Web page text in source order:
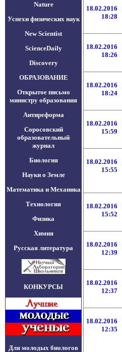
Nature
Успехи физических наук
New Scientist
ScienceDaily
Discovery
ОБРАЗОВАНИЕ
Открытое письмо
министру образования
Антиреформа
Соросовский
образовательный
журнал
Биология
Науки о Земле
Математика и Механика
Технология
Физика
Химия
Русская литература
КОНКУРСЫ
Для молодых биологов
18.02.2016
18:28
18.02.2016
18:26
18.02.2016
18:24
18.02.2016
15:59
18.02.2016
15:55
18.02.2016
15:52
18.02.2016
12:39
18.02.2016
12:37
18.02.2016
12:35